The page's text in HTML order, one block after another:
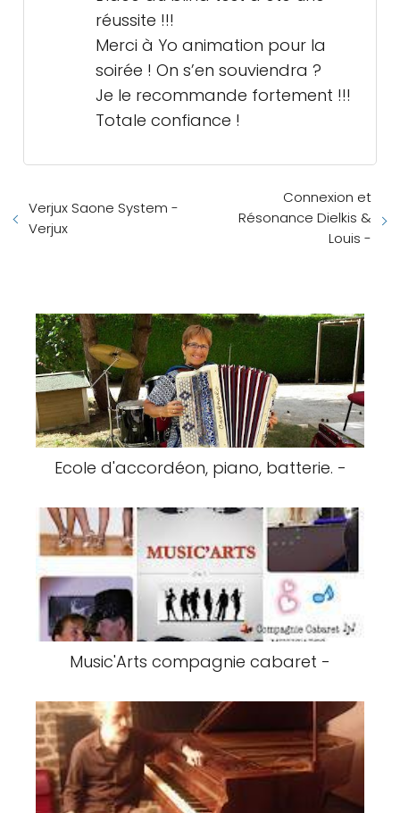
réussite !!!
Merci à Yo animation pour la
soirée ! On s’en souviendra ?
Je le recommande fortement !!!
Totale confiance !
Verjux Saone System -
Verjux
Connexion et
Résonance Dielkis &
Louis -
Ecole d'accordéon, piano, batterie. -
Music'Arts compagnie cabaret -